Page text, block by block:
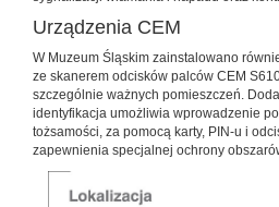
Urządzenia CEM
W Muzeum Śląskim zainstalowano
ze skanerem odcisków palców CEM
szczególnie ważnych pomieszczeń.
identyfikacja umożliwia wprowadzenie
tożsamości, za pomocą karty, PIN-u i
zapewnienia specjalnej ochrony